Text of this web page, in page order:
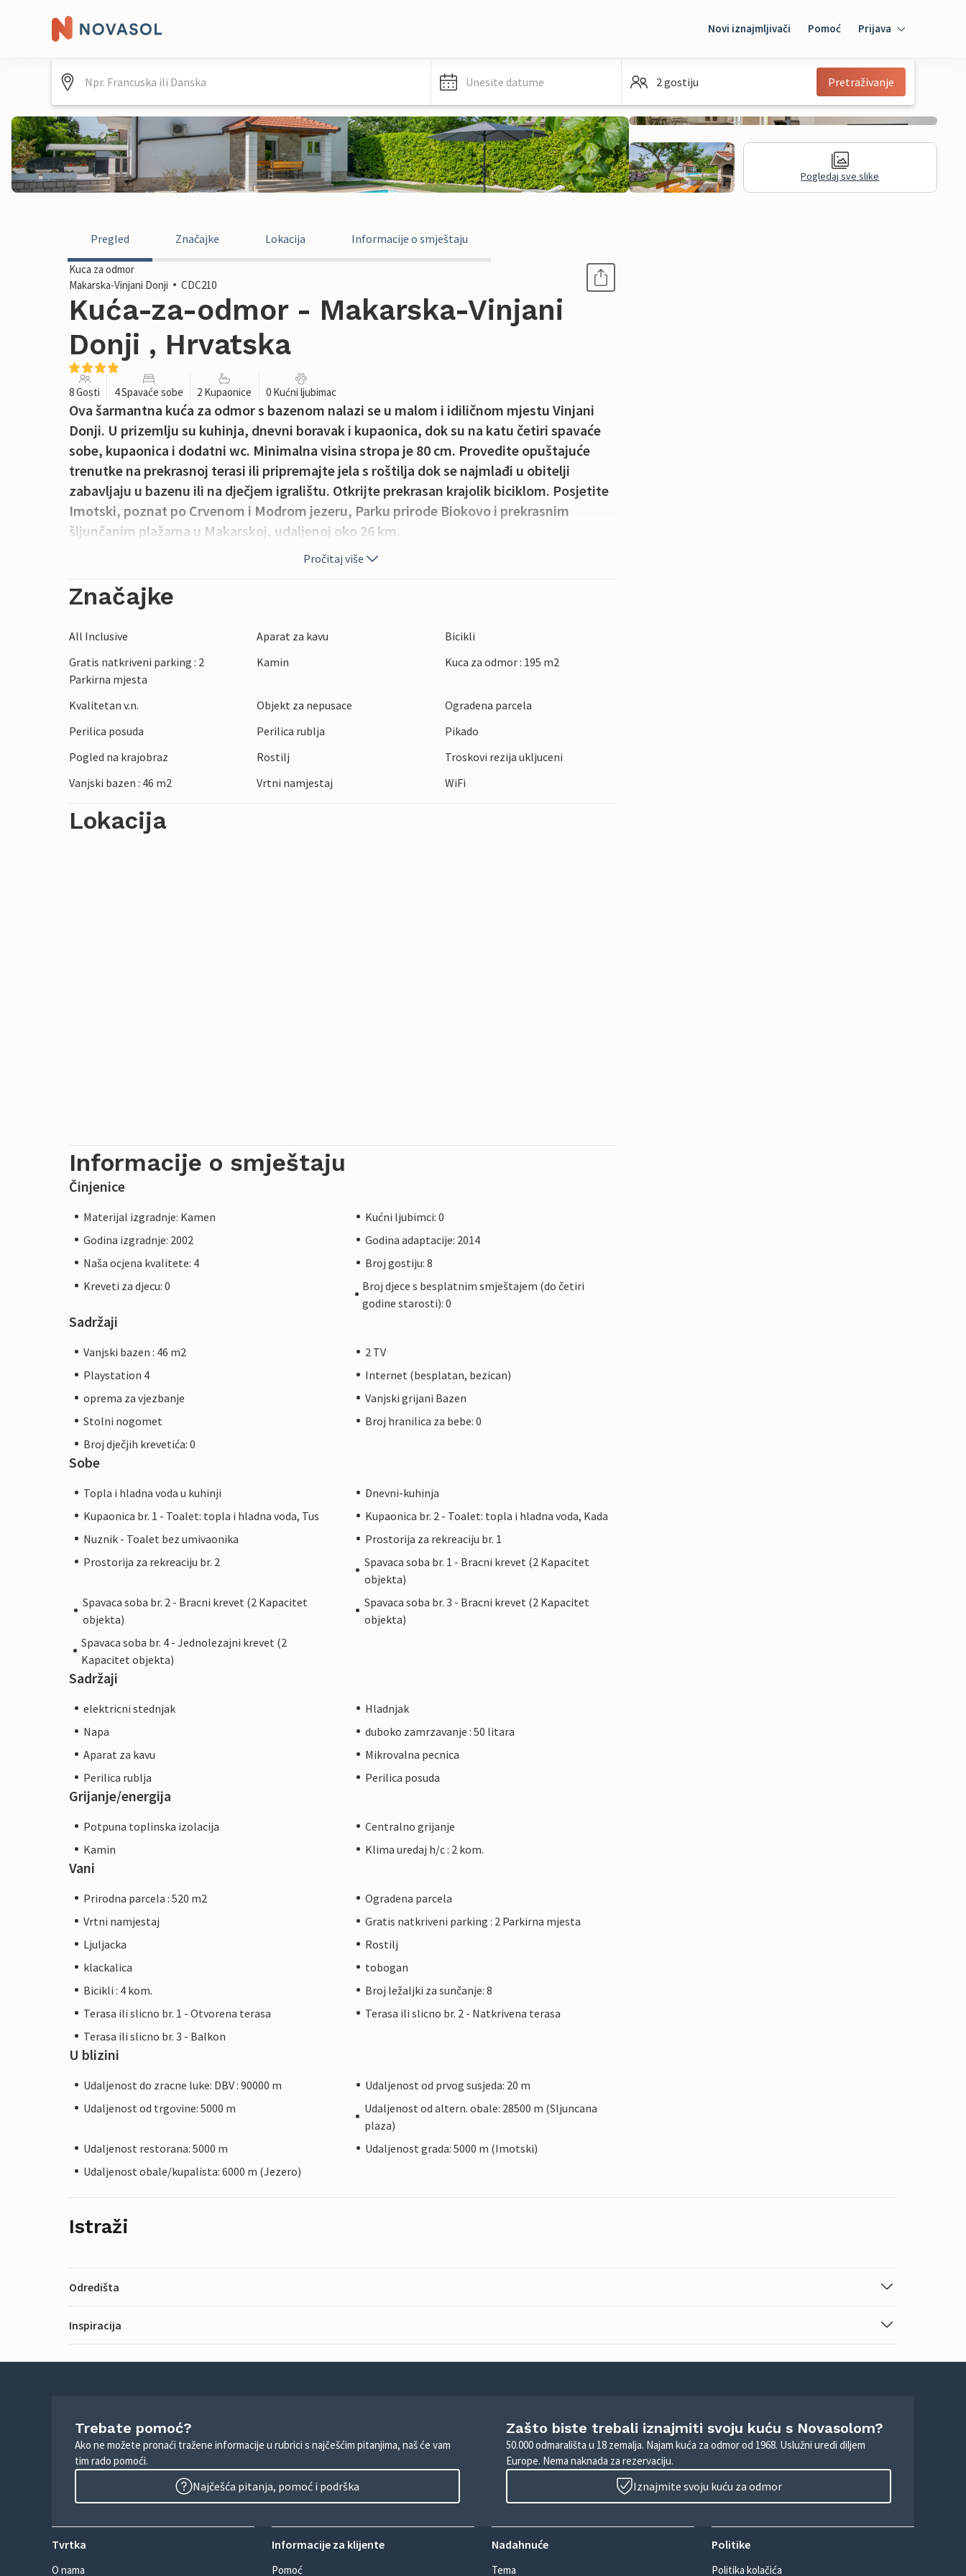
Novi iznajmljivači Pomoć Prijava
Mybooking
Unesite datume 2 gostiju Pretraživanje
Pogledaj sve slike
Pregled Značajke Lokacija Informacije o smještaju
Kuca za odmor
Makarska-Vinjani Donji
CDC210
Kuća-za-odmor - Makarska-Vinjani
Donji , Hrvatska
8 Gosti 4 Spavaće sobe 2 Kupaonice 0 Kućni ljubimac
Ova šarmantna kuća za odmor s bazenom nalazi se u malom i idiličnom mjestu Vinjani
Donji. U prizemlju su kuhinja, dnevni boravak i kupaonica, dok su na katu četiri spavaće
sobe, kupaonica i dodatni wc. Minimalna visina stropa je 80 cm. Provedite opuštajuće
trenutke na prekrasnoj terasi ili pripremajte jela s roštilja dok se najmlađi u obitelji
zabavljaju u bazenu ili na dječjem igralištu. Otkrijte prekrasan krajolik biciklom. Posjetite
Imotski, poznat po Crvenom i Modrom jezeru, Parku prirode Biokovo i prekrasnim
šljunčanim plažama u Makarskoj, udaljenoj oko 26 km.
Pročitaj više
Značajke
All Inclusive Aparat za kavu
Bicikli
Gratis natkriveni parking : 2
Parkirna mjesta
Kamin Kuca za odmor : 195 m2
Kvalitetan v.n. Objekt za nepusace
Ogradena parcela
Perilica posuda
Perilica rublja
Pikado
Pogled na krajobraz
Rostilj
Troskovi rezija ukljuceni
Vanjski bazen : 46 m2
Vrtni namjestaj WiFi
Lokacija
Informacije o smještaju
Činjenice
Materijal izgradnje: Kamen
Kućni ljubimci: 0
Godina izgradnje: 2002
Godina adaptacije: 2014
Naša ocjena kvalitete: 4
Broj gostiju: 8
Kreveti za djecu: 0
Broj djece s besplatnim smještajem (do četiri
godine starosti): 0
Sadržaji
Vanjski bazen : 46 m2
2 TV
Playstation 4
Internet (besplatan, bezican)
oprema za vjezbanje
Vanjski grijani Bazen
Stolni nogomet
Broj hranilica za bebe: 0
Broj dječjih krevetića: 0
Sobe
Topla i hladna voda u kuhinji
Dnevni-kuhinja
Kupaonica br. 1 - Toalet: topla i hladna voda, Tus
Kupaonica br. 2 - Toalet: topla i hladna voda, Kada
Nuznik - Toalet bez umivaonika
Prostorija za rekreaciju br. 1
Prostorija za rekreaciju br. 2
Spavaca soba br. 1 - Bracni krevet (2 Kapacitet
objekta)
Spavaca soba br. 2 - Bracni krevet (2 Kapacitet
objekta)
Spavaca soba br. 3 - Bracni krevet (2 Kapacitet
objekta)
Spavaca soba br. 4 - Jednolezajni krevet (2
Kapacitet objekta)
Sadržaji
elektricni stednjak
Hladnjak
Napa
duboko zamrzavanje : 50 litara
Aparat za kavu
Mikrovalna pecnica
Perilica rublja
Perilica posuda
Grijanje/energija
Potpuna toplinska izolacija
Centralno grijanje
Kamin
Klima uredaj h/c : 2 kom.
Vani
Prirodna parcela : 520 m2
Ogradena parcela
Vrtni namjestaj
Gratis natkriveni parking : 2 Parkirna mjesta
Ljuljacka
Rostilj
klackalica
tobogan
Bicikli : 4 kom.
Broj ležaljki za sunčanje: 8
Terasa ili slicno br. 1 - Otvorena terasa
Terasa ili slicno br. 2 - Natkrivena terasa
Terasa ili slicno br. 3 - Balkon
U blizini
Udaljenost do zracne luke: DBV : 90000 m
Udaljenost od prvog susjeda: 20 m
Udaljenost od trgovine: 5000 m
Udaljenost od altern. obale: 28500 m (Sljuncana
plaza)
Udaljenost restorana: 5000 m
Udaljenost grada: 5000 m (Imotski)
Udaljenost obale/kupalista: 6000 m (Jezero)
Istraži
Odredišta
Inspiracija
Trebate pomoć?
Ako ne možete pronaći tražene informacije u rubrici s najčešćim pitanjima, naš će vam
tim rado pomoći.
Najčešća pitanja, pomoć i podrška
Zašto biste trebali iznajmiti svoju kuću s Novasolom?
50.000 odmarališta u 18 zemalja. Najam kuća za odmor od 1968. Uslužni uredi diljem
Europe. Nema naknada za rezervaciju.
Iznajmite svoju kuću za odmor
Tvrtka
O nama
Informacije za klijente
Pomoć
Nadahnuće
Tema
Politike
Politika kolačića